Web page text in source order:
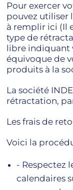
Pour exercer
pouvez utiliser
à remplir ici (Il
type de
libre indiquant
équivoque de
produits à la
La société
rétractation,
Les frais de
Voici la
- Respectez
calendaires